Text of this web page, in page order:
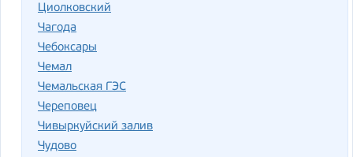
Циолковский
Чагода
Чебоксары
Чемал
Чемальская ГЭС
Череповец
Чивыркуйский залив
Чудово